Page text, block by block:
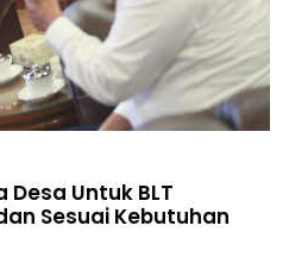
Desa Untuk BLT
Sesuai Kebutuhan